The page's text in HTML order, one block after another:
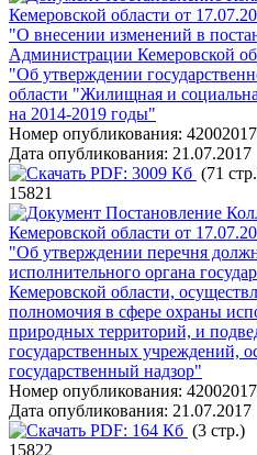
Кемеровской области от
"О внесении изменений в
Администрации Кемеровской
"Об утверждении
области "Жилищная и
на 2014-2019 годы"
Номер опубликования:
Дата опубликования: 21.07.2017
PDF: 3009 Кб (71
15821
Постановление
Кемеровской области от
"Об утверждении перечня
исполнительного органа
Кемеровской области,
полномочия в сфере охраны
природных территорий, и
государственных учреждений,
государственный надзор"
Номер опубликования:
Дата опубликования: 21.07.2017
PDF: 164 Кб (3 стр.)
15822